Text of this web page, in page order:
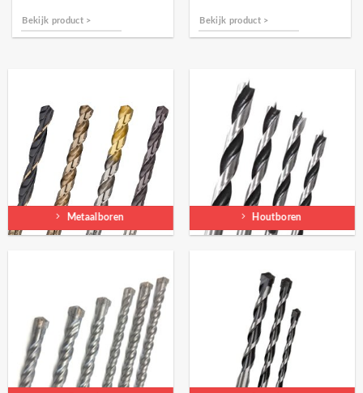
Bekijk product > Bekijk product >
Metaalboren Houtboren